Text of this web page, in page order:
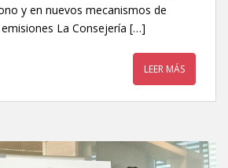
y en nuevos mecanismos de
La Consejería […]
LEER MÁS